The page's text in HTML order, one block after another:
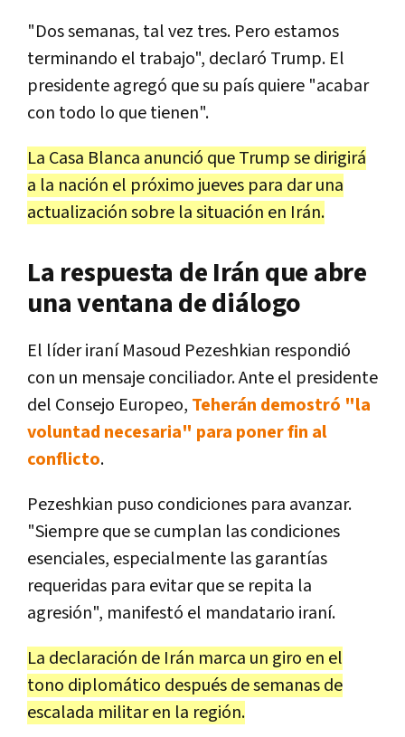
"Dos semanas, tal vez tres. Pero estamos
terminando el trabajo", declaró Trump. El
presidente agregó que su país quiere "acabar
con todo lo que tienen".
La Casa Blanca anunció que Trump se dirigirá
a la nación el próximo jueves para dar una
actualización sobre la situación en Irán.
La respuesta de Irán que abre
una ventana de diálogo
El líder iraní Masoud Pezeshkian respondió
con un mensaje conciliador. Ante el presidente
del Consejo Europeo, Teherán demostró "la
voluntad necesaria" para poner fin al
conflicto.
Pezeshkian puso condiciones para avanzar.
"Siempre que se cumplan las condiciones
esenciales, especialmente las garantías
requeridas para evitar que se repita la
agresión", manifestó el mandatario iraní.
La declaración de Irán marca un giro en el
tono diplomático después de semanas de
escalada militar en la región.